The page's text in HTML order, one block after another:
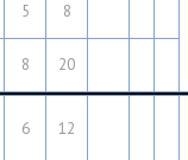
5 8
8 20
6 12